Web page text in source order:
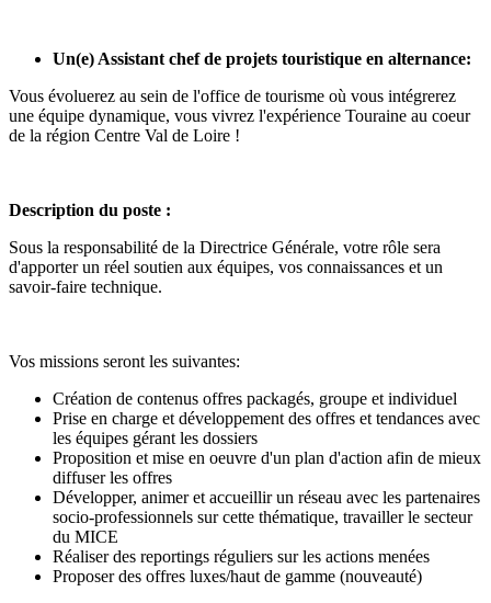
Un(e) Assistant chef de projets touristique en alternance:
Vous évoluerez au sein de l'office de tourisme où vous intégrerez
une équipe dynamique, vous vivrez l'expérience Touraine au coeur
de la région Centre Val de Loire !
Description du poste :
Sous la responsabilité de la Directrice Générale, votre rôle sera
d'apporter un réel soutien aux équipes, vos connaissances et un
savoir-faire technique.
Vos missions seront les suivantes:
Création de contenus offres packagés, groupe et individuel
Prise en charge et développement des offres et tendances avec
les équipes gérant les dossiers
Proposition et mise en oeuvre d'un plan d'action afin de mieux
diffuser les offres
Développer, animer et accueillir un réseau avec les partenaires
socio-professionnels sur cette thématique, travailler le secteur
du MICE
Réaliser des reportings réguliers sur les actions menées
Proposer des offres luxes/haut de gamme (nouveauté)